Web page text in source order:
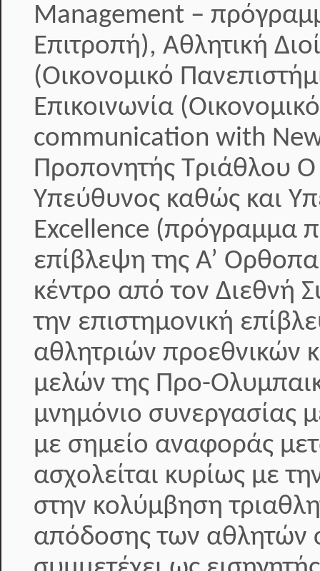
Management –
Επιτροπή), Αθλητική
(Οικονομικό
Επικοινωνία
communication with
Προπονητής Τριάθλου Ο
Υπεύθυνος καθώς και
Excellence (πρόγραμμα
επίβλεψη της Α’
κέντρο από τον Διεθνή
την επιστημονική
αθλητριών προεθνικών
μελών της Προ-
μνημόνιο συνεργασίας
με σημείο αναφοράς
ασχολείται κυρίως με
στην κολύμβηση
απόδοσης των αθλητών